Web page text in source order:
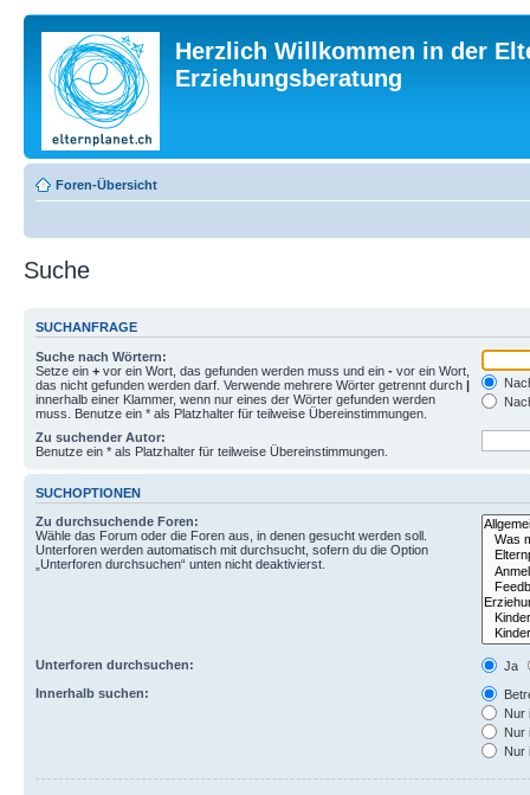
Herzlich Willkommen in der
Erziehungsberatung
Foren-Übersicht
Suche
SUCHANFRAGE
Suche nach Wörtern:
Setze ein + vor ein Wort, das gefunden werden muss und ein - vor ein Wort,
das nicht gefunden werden darf. Verwende mehrere Wörter getrennt durch |
innerhalb einer Klammer, wenn nur eines der Wörter gefunden werden
muss. Benutze ein * als Platzhalter für teilweise Übereinstimmungen.
Zu suchender Autor:
Benutze ein * als Platzhalter für teilweise Übereinstimmungen.
SUCHOPTIONEN
Zu durchsuchende Foren:
Wähle das Forum oder die Foren aus, in denen gesucht werden soll.
Unterforen werden automatisch mit durchsucht, sofern du die Option
„Unterforen durchsuchen“ unten nicht deaktivierst.
Unterforen durchsuchen:
Ja
Innerhalb suchen:
Nur
Nur
Nur